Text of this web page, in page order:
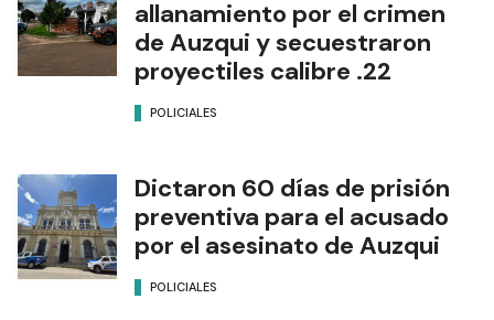
allanamiento por el crimen
de Auzqui y secuestraron
proyectiles calibre .22
POLICIALES
Dictaron 60 días de prisión
preventiva para el acusado
por el asesinato de Auzqui
POLICIALES